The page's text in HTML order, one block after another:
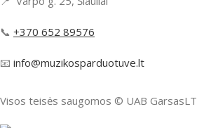
📞 +370 652 89576
📧 info@muzikosparduotuve.lt
Visos teisės saugomos ©️ UAB GarsasLT